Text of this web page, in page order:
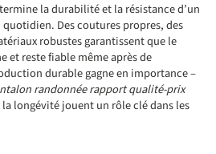
la durabilité et la résistance d’un
Des coutures propres, des
robustes garantissent que le
et reste fiable même après de
durable gagne en importance –
randonnée rapport qualité-prix
longévité jouent un rôle clé dans les